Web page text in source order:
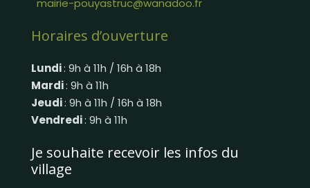
mairie-pouyastruc@wanadoo.fr
Horaires d’ouverture
Lundi: 9h à 11h / 16h à 18h
Mardi: 9h à 11h
Jeudi: 9h à 11h / 16h à 18h
Vendredi: 9h à 11h
Je souhaite recevoir les infos du
village